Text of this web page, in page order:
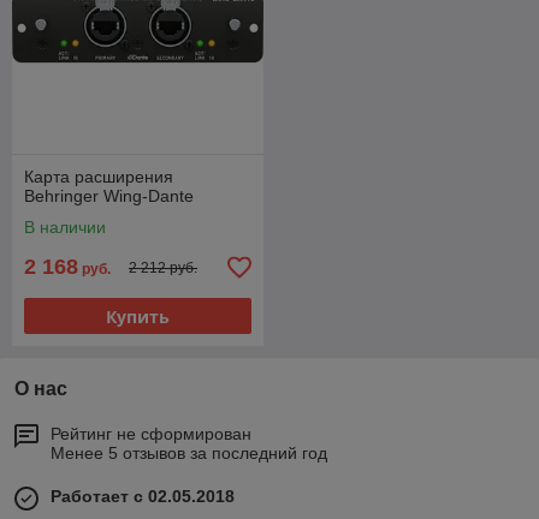
Карта расширения
Behringer Wing-Dante
В наличии
2 168 руб. 2 212 руб.
Купить
О нас
Рейтинг не сформирован
Менее 5 отзывов за последний год
Работает с 02.05.2018